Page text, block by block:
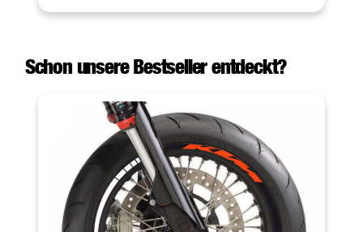
Schon unsere Bestseller entdeckt?